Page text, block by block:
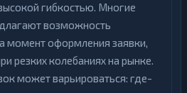
гибкостью. Многие
возможность
момент оформления заявки,
резких колебаниях на рынке.
может варьироваться: где-